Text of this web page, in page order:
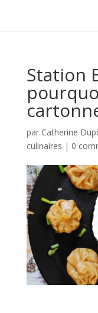
Station
par Catherine
culinaires | 0